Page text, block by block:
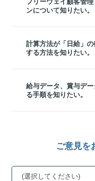
ンについて知りたい。
計算方法が「日給」
する方法を知りたい。
給与データ、賞与デ
る手順を知りたい。
ご意見を
(選択してください)